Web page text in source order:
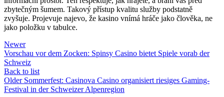
zbytečným šumem. Takový přístup kvalitu služby podstatně
zvyšuje. Projevuje najevo, že kasino vnímá hráče jako člověka, ne
jako položku v tabulce.
Newer
Vorschau vor dem Zocken: Spinsy Casino bietet Spiele vorab der
Schweiz
Back to list
Older Sommerfest: Casinova Casino organisiert riesiges Gaming-
Festival in der Schweizer Alpenregion